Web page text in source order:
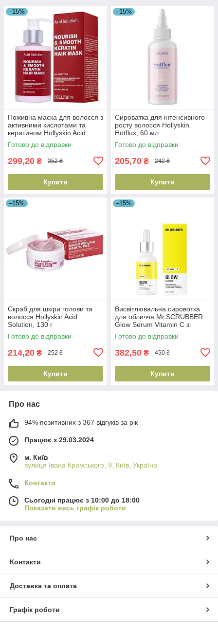
–15%
Поживна маска для волосся з
активними кислотами та
кератином Hollyskin Acid
Solution, 200 мл
(4823109701120)
Готово до відправки
299,20 ₴ 352 ₴
Купити
–15%
Сироватка для інтенсивного
росту волосся Hollyskin
Hotflux, 60 мл
(4820200411156)
Готово до відправки
205,70 ₴ 242 ₴
Купити
–15%
Скраб для шкіри голови та
волосся Hollyskin Acid
Solution, 130 г
(4823109701144)
Готово до відправки
214,20 ₴ 252 ₴
Купити
–15%
Висвітлювальна сировотка
для обличчя Mr.SCRUBBER
Glow Serum Vitamin C зі
стабільним вітаміном С 30
мл(4823109702417)
Готово до відправки
382,50 ₴ 450 ₴
Купити
Про нас
94% позитивних з 367 відгуків за рік
Працює з 29.03.2024
м. Київ
вулиця Івана Крамського, 9, Київ, Україна
Контакти
Сьогодні працює з 10:00 до 18:00
Показати весь графік роботи
Про нас
Контакти
Доставка та оплата
Графік роботи